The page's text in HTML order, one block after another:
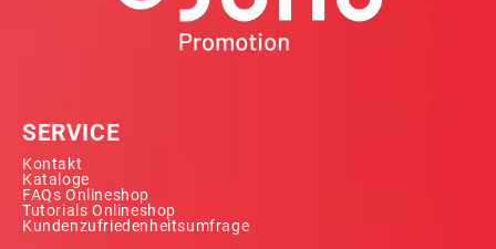
SERVICE
Kontakt
Kataloge
FAQs Onlineshop
Tutorials Onlineshop
Kundenzufriedenheitsumfrage